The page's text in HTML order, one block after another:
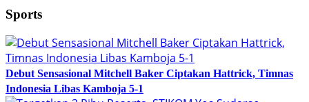
Sports
Debut Sensasional Mitchell Baker Ciptakan Hattrick, Timnas
Indonesia Libas Kamboja 5-1